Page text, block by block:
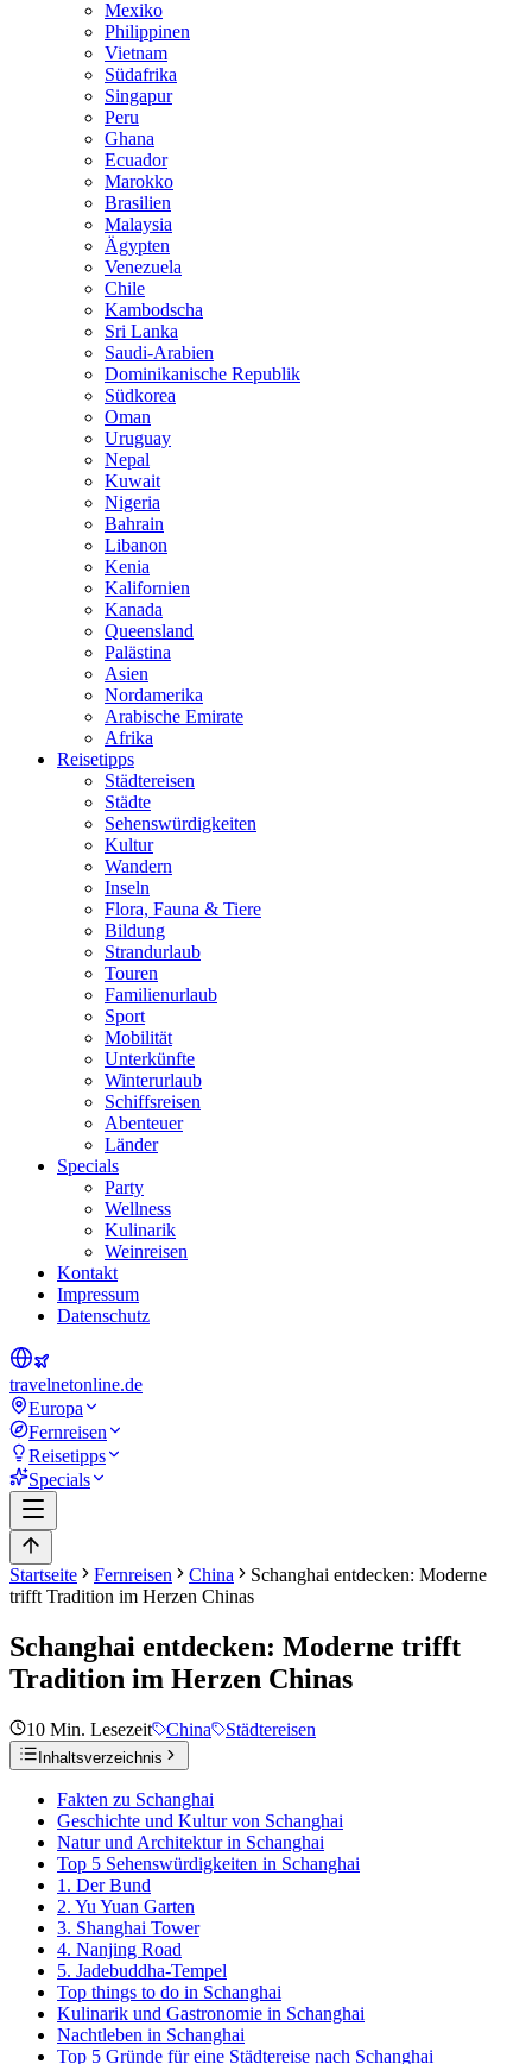
Mexiko
Philippinen
Vietnam
Südafrika
Singapur
Peru
Ghana
Ecuador
Marokko
Brasilien
Malaysia
Ägypten
Venezuela
Chile
Kambodscha
Sri Lanka
Saudi-Arabien
Dominikanische Republik
Südkorea
Oman
Uruguay
Nepal
Kuwait
Nigeria
Bahrain
Libanon
Kenia
Kalifornien
Kanada
Queensland
Palästina
Asien
Nordamerika
Arabische Emirate
Afrika
Reisetipps
Städtereisen
Städte
Sehenswürdigkeiten
Kultur
Wandern
Inseln
Flora, Fauna & Tiere
Bildung
Strandurlaub
Touren
Familienurlaub
Sport
Mobilität
Unterkünfte
Winterurlaub
Schiffsreisen
Abenteuer
Länder
Specials
Party
Wellness
Kulinarik
Weinreisen
Kontakt
Impressum
Datenschutz
travelnetonline.de
Europa
Fernreisen
Reisetipps
Specials
Startseite Fernreisen China
Schanghai entdecken: Moderne
trifft Tradition im Herzen Chinas
Schanghai entdecken: Moderne trifft
Tradition im Herzen Chinas
10 Min. Lesezeit China Städtereisen
Inhaltsverzeichnis
Fakten zu Schanghai
Geschichte und Kultur von Schanghai
Natur und Architektur in Schanghai
Top 5 Sehenswürdigkeiten in Schanghai
1. Der Bund
2. Yu Yuan Garten
3. Shanghai Tower
4. Nanjing Road
5. Jadebuddha-Tempel
Top things to do in Schanghai
Kulinarik und Gastronomie in Schanghai
Nachtleben in Schanghai
Top 5 Gründe für eine Städtereise nach Schanghai